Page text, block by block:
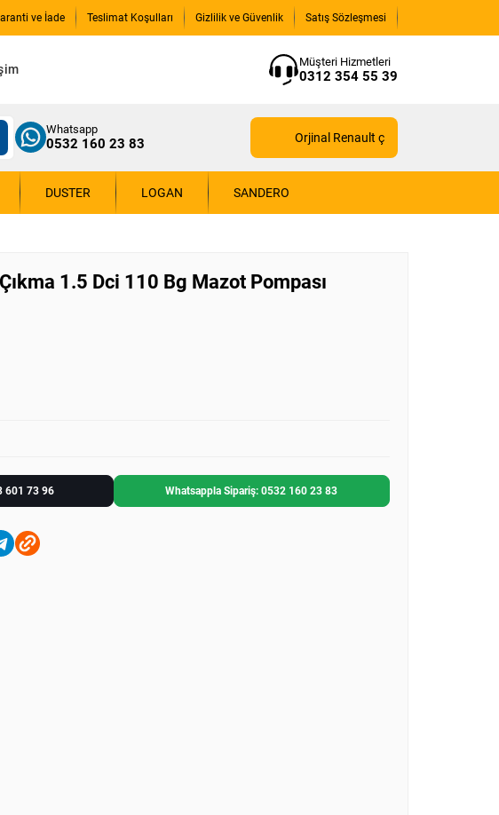
ve İade Teslimat Koşulları Gizlilik ve Güvenlik Satış Sözleşmesi
Müşteri Hizmetleri
0312 354 55 39
Whatsapp
0532 160 23 83 Orjinal Renault çıkma yedek parçaları
DUSTER LOGAN SANDERO
1.5 Dci 110 Bg Mazot Pompası
601 73 96 Whatsappla Sipariş: 0532 160 23 83